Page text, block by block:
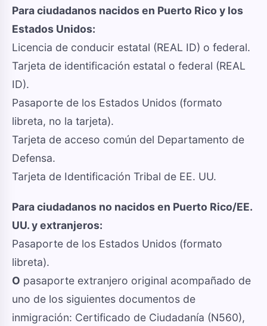
Para ciudadanos nacidos en Puerto Rico y los
Estados Unidos:
Licencia de conducir estatal (REAL ID) o federal.
Tarjeta de identificación estatal o federal (REAL
ID).
Pasaporte de los Estados Unidos (formato
libreta, no la tarjeta).
Tarjeta de acceso común del Departamento de
Defensa.
Tarjeta de Identificación Tribal de EE. UU.
Para ciudadanos no nacidos en Puerto Rico/EE.
UU. y extranjeros:
Pasaporte de los Estados Unidos (formato
libreta).
O pasaporte extranjero original acompañado de
uno de los siguientes documentos de
inmigración: Certificado de Ciudadanía (N560),